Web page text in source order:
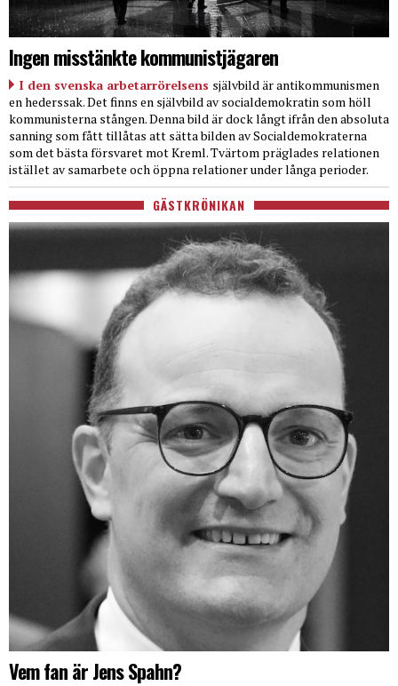
Ingen misstänkte kommunistjägaren
I den svenska arbetarrörelsens självbild är antikommunismen
en hederssak. Det finns en självbild av socialdemokratin som höll
kommunisterna stången. Denna bild är dock långt ifrån den absoluta
sanning som fått tillåtas att sätta bilden av Socialdemokraterna
som det bästa försvaret mot Kreml. Tvärtom präglades relationen
istället av samarbete och öppna relationer under långa perioder.
GÄSTKRÖNIKAN
Vem fan är Jens Spahn?